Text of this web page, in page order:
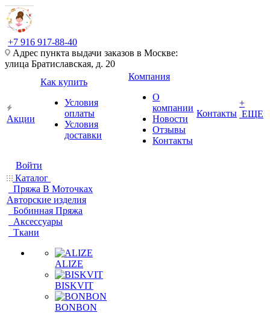
+7 916 917-88-40
Адрес пункта выдачи заказов в Москве:
улица Братиславская, д. 20
Акции
Как купить
Условия
оплаты
Условия
доставки
Компания
О
компании
Новости
Отзывы
Контакты
Контакты
+
ЕЩЕ
Войти
Каталог
Пряжа В Моточках
Авторские изделия
Бобинная Пряжа
Аксессуары
Ткани
ALIZE
BISKVIT
BONBON